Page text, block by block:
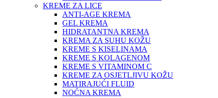
KREME ZA LICE
ANTI-AGE KREMA
GEL KREMA
HIDRATANTNA KREMA
KREMA ZA SUHU KOŽU
KREME S KISELINAMA
KREME S KOLAGENOM
KREME S VITAMINOM C
KREME ZA OSJETLJIVU KOŽU
MATIRAJUĆI FLUID
NOĆNA KREMA